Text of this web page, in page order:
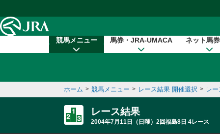
競馬メニュー 馬券・JRA-UMACA ネット馬
ホーム > 競馬メニュー > レース結果 開催選択 > レ
レース結果
2004年7月11日（日曜）2回福島8日 4レース